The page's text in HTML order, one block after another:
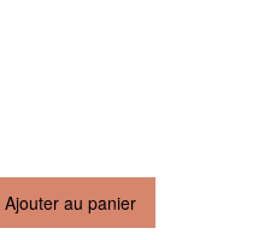
Ajouter au panier